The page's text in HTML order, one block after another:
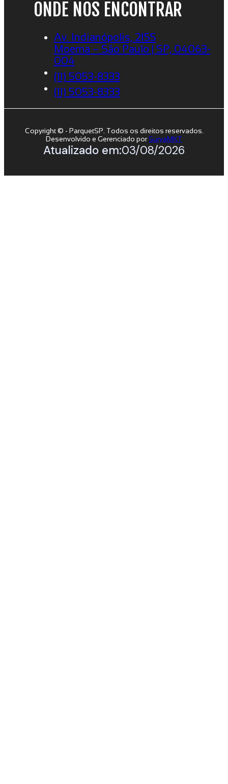
ONDE NOS ENCONTRAR
Av. Indianópolis, 2155
Moema – São Paulo | SP, 04063-
004
(11) 5053-8333
(11) 5053-8333
Copyright © - ParquetSP. Todos os direitos reservados.
Desenvolvido e Gerenciado porSuryaMKT
Atualizado em:03/08/2026